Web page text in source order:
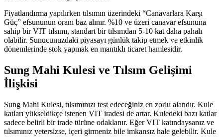
Fiyatlandırma yapılırken tılsımın üzerindeki “Canavarlara Karşı
Güç” efsununun oranı baz alınır. %10 ve üzeri canavar efsununa
sahip bir VIT tılsımı, standart bir tılsımdan 5-10 kat daha pahalı
olabilir. Sunucunuzdaki piyasayı günlük takip etmek ve etkinlik
dönemlerinde stok yapmak en mantıklı ticaret hamlesidir.
Sung Mahi Kulesi ve Tılsım Gelişimi
İlişkisi
Sung Mahi Kulesi, tılsımınızı test edeceğiniz en zorlu alandır. Kule
katları yükseldikçe istenen VIT iradesi de artar. Kuledeki bazı katlar
sadece belirli bir irade türüne odaklanır. Eğer VIT katındaysanız ve
tılsımınız yetersizse, içeri girmeniz bile imkansız hale gelebilir. Kule